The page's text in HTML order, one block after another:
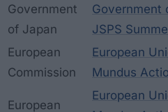
Government
of Japan
Government
JSPS
European
Commission
European
Mundus
European
European